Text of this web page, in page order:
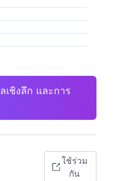
ชิงลึก และการ
ใช้ร่วม
กัน